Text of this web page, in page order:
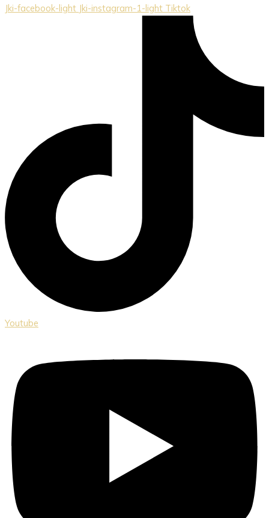
Jki-facebook-light Jki-instagram-1-light Tiktok
Youtube